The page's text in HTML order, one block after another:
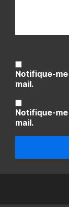
Notifique-
mail.
Notifique-
mail.